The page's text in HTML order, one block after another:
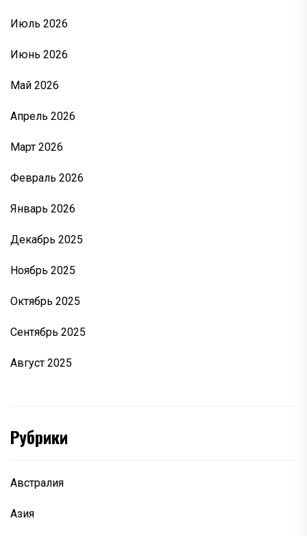
Июль 2026
Июнь 2026
Май 2026
Апрель 2026
Март 2026
Февраль 2026
Январь 2026
Декабрь 2025
Ноябрь 2025
Октябрь 2025
Сентябрь 2025
Август 2025
Рубрики
Австралия
Азия